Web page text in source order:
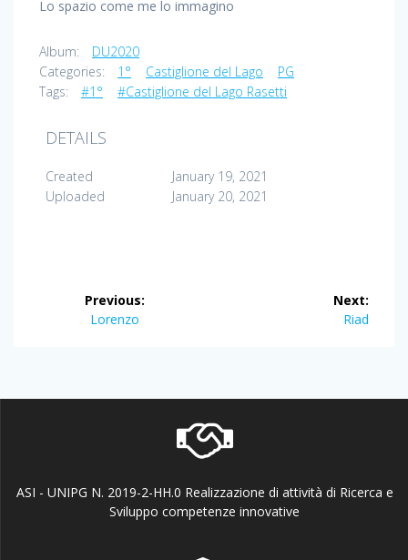
Lo spazio come me lo immagino
Album:
DU2020
Categories:
1° Castiglione del Lago
PG
Tags:
#1° #Castiglione del Lago Rasetti
DETAILS
Created
January 19, 2021
Uploaded
January 20, 2021
navigation
Previous:
Previous
Lorenzo
Next:
Next
Riad
ASI - UNIPG N. 2019-2-HH.0 Realizzazione di attività di Ricerca e
Sviluppo competenze innovative